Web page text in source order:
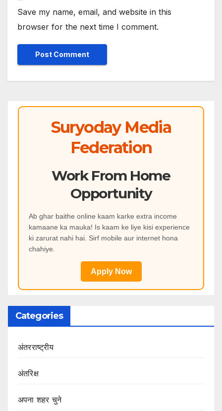
Save my name, email, and website in this
browser for the next time I comment.
Suryoday Media
Federation
Work From Home
Opportunity
Ab ghar baithe online kaam karke extra income
kamaane ka mauka! Is kaam ke liye kisi experience
ki zarurat nahi hai. Sirf mobile aur internet hona
chahiye.
Apply Now
Categories
अंतरराष्ट्रीय
अंतरिक्ष
अपना शहर चुने